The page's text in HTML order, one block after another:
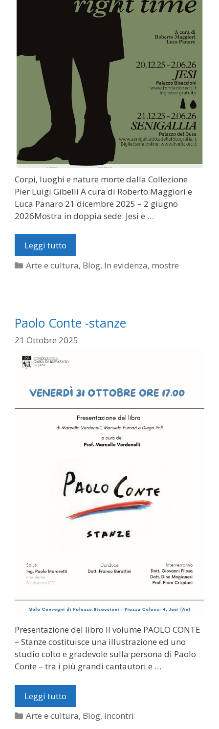
Corpi, luoghi e nature morte dalla Collezione
Pier Luigi Gibelli A cura di Roberto Maggiori e
Luca Panaro 21 dicembre 2025 – 2 giugno
2026Mostra in doppia sede: Jesi e …
Leggi tutto
Categorie
Arte e cultura, Blog, In evidenza, mostre
Paolo Conte -stanze
21 Ottobre 2025
Presentazione del libro Il volume PAOLO CONTE
– Stanze costituisce una illustrazione ed uno
studio colto e gradevole sulla persona di Paolo
Conte – tra i più grandi cantautori e …
Leggi tutto
Categorie
Arte e cultura, Blog, incontri